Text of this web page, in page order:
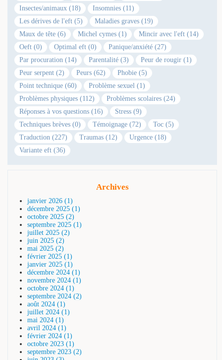
Insectes/animaux (18)
Insomnies (11)
Les dérives de l'eft (5)
Maladies graves (19)
Maux de tête (6)
Michel cymes (1)
Mincir avec l'eft (14)
Oeft (0)
Optimal eft (0)
Panique/anxiété (27)
Par procuration (14)
Parentalité (3)
Peur de rougir (1)
Peur serpent (2)
Peurs (62)
Phobie (5)
Point technique (60)
Problème sexuel (1)
Problèmes physiques (112)
Problèmes scolaires (24)
Réponses à vos questions (16)
Stress (9)
Techniques brèves (0)
Témoignage (72)
Toc (5)
Traduction (227)
Traumas (12)
Urgence (18)
Variante eft (36)
Archives
janvier 2026 (1)
décembre 2025 (1)
octobre 2025 (2)
septembre 2025 (1)
juillet 2025 (2)
juin 2025 (2)
mai 2025 (2)
février 2025 (1)
janvier 2025 (1)
décembre 2024 (1)
novembre 2024 (1)
octobre 2024 (1)
septembre 2024 (2)
août 2024 (1)
juillet 2024 (1)
mai 2024 (1)
avril 2024 (1)
février 2024 (1)
octobre 2023 (1)
septembre 2023 (2)